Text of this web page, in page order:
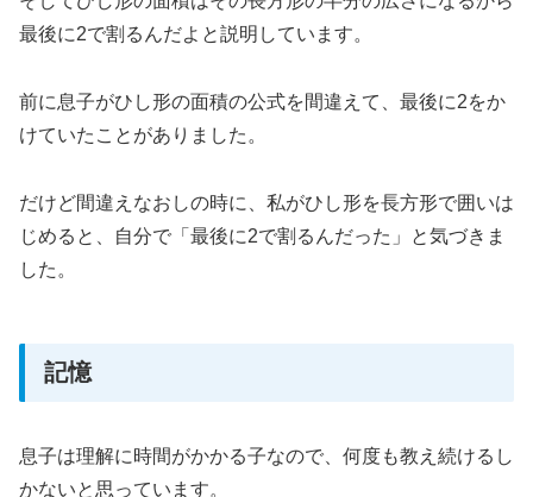
最後に2で割るんだよと説明しています。
前に息子がひし形の面積の公式を間違えて、最後に2をか
けていたことがありました。
だけど間違えなおしの時に、私がひし形を長方形で囲いは
じめると、自分で「最後に2で割るんだった」と気づきま
した。
記憶
息子は理解に時間がかかる子なので、何度も教え続けるし
かないと思っています。